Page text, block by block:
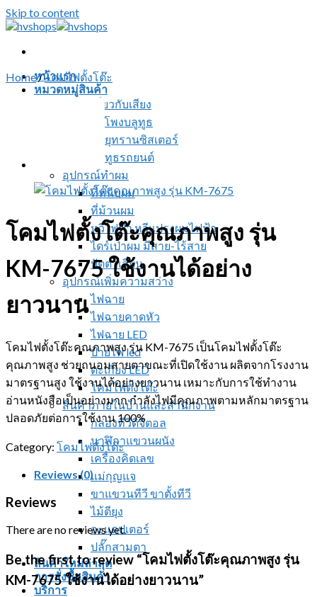
Skip to content
หน้าแรก
หมวดหมู่สินค้า
สินค้าเกี่ยวกับเสียง
ลำโพงบลูทูธ
วิทยุทรานซิสเตอร์
บลูทูธรถยนต์
อุปกรณ์ทำผม
ที่หนีบผม
ที่ม้วนผม
หวีไฟฟ้า หวีแปรงผมไฟฟ้า
ไดร์เป่าผม มีสาย-ไร้สาย
ปัตตาเลี่ยน
อุปกรณ์เพิ่มความสว่าง
ไฟฉาย
ไฟฉายคาดหัว
ไฟฉาย LED
ป้ายไฟ led
ตะเกียง LED
โคมไฟตั้งโต๊ะ
สินค้าภายในบ้านและสำนักงาน
กล่องทีวีดิจิตอล
นาฬิกาแขวนผนัง
เครื่องคิดเลข
แม่กุญแจ
ขาแขวนทีวี ขาตั้งทีวี
ไม้ตียุง
อะแดปเตอร์
ปลั๊กสามตา
สินค้าใหม่ล่าสุด
การสั่งซื้อสินค้า
บริการ
Home/โคมไฟตั้งโต๊ะ
โคมไฟตั้งโต๊ะคุณภาพสูง รุ่น
KM-7675 ใช้งานได้อย่าง
ยาวนาน
โคมไฟตั้งโต๊ะคุณภาพสูง รุ่น KM-7675 เป็นโคมไฟตั้งโต๊ะ
คุณภาพสูง ช่วยถนอมสายตาขณะที่เปิดใช้งาน ผลิตจากโรงงาน
มาตรฐานสูง ใช้งานได้อย่างยาวนาน เหมาะกับการใช้ทำงาน
อ่านหนังสือเป็นอย่างมาก กำลังไฟมีคุณภาพตามหลักมาตรฐาน
ปลอดภัยต่อการใช้งาน 100%
Category: โคมไฟตั้งโต๊ะ
Reviews (0)
Reviews
There are no reviews yet.
Be the first to review “โคมไฟตั้งโต๊ะคุณภาพสูง รุ่น
KM-7675 ใช้งานได้อย่างยาวนาน”